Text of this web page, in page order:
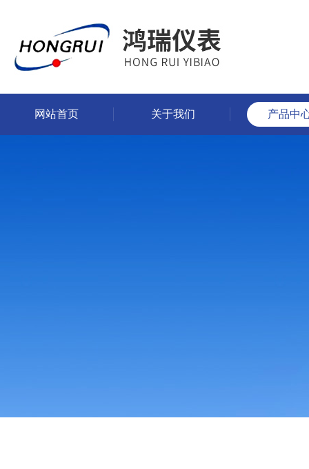
网站首页 关于我们 产品中